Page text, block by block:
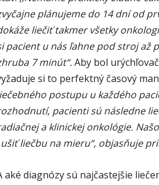
plánujeme do 14 dní od
liečiť takmer všetky
pacient u nás ľahne pod stroj až
7 minút“.Aby bol
si to perfektný časový
postupu u každého
pacienti sú následne
a klinickej onkológie.
liečbu na mieru“, objasňuje
aké diagnózy sú najčastejšie